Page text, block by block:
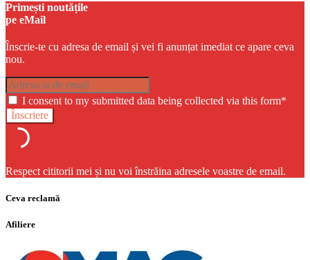
Primești noutățile
pe eMail
Înscrie-te cu adresa de email și vei fi anunțat imediat ce apare ceva
nou.
I consent to my submitted data being collected via this form*
Respect cititorii mei și nu voi înstrăina adresele voastre de email.
Ceva reclamă
Afiliere